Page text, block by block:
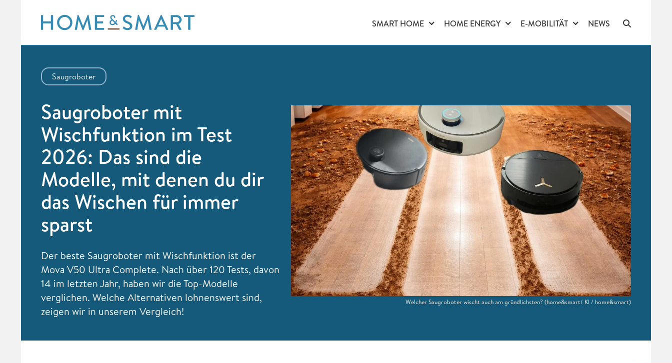
content
SMART HOME HOME ENERGY E-MOBILITÄT NEWS
Saugroboter
Saugroboter mit
Wischfunktion im Test
2026: Das sind die
Modelle, mit denen du dir
das Wischen für immer
sparst
Der beste Saugroboter mit Wischfunktion ist der
Mova V50 Ultra Complete. Nach über 120 Tests, davon
14 im letzten Jahr, haben wir die Top-Modelle
verglichen. Welche Alternativen lohnenswert sind,
zeigen wir in unserem Vergleich!
Welcher Saugroboter wischt auch am gründlichsten? (home&smart/ KI / home&smart)